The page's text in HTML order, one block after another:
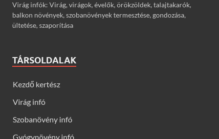
Virág infók: Virág, virágok, évelők, örökzöldek, talajtakarók,
balkon növények, szobanövények termesztése, gondozása,
ültetése, szaporítása
TÁRSOLDALAK
Kezdő kertész
Virág infó
Szobanövény infó
Gyógynövény infó